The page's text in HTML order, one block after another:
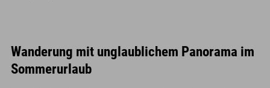
Wanderung mit unglaublichem Panorama im
Sommerurlaub